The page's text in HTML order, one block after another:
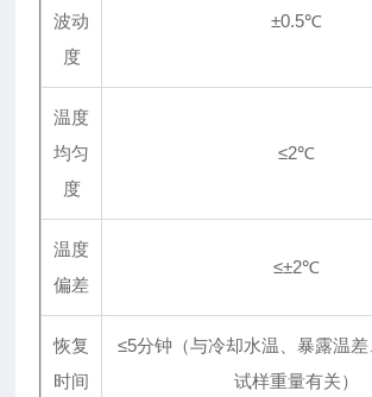
波动
度
±0.5℃
温度
均匀
度
≤2℃
温度
偏差
≤±2℃
恢复
时间
≤5分钟（与冷却水温、暴露温差
试样重量有关）